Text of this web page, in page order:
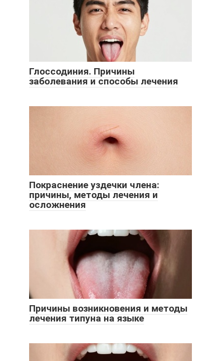
Глоссодиния. Причины
заболевания и способы лечения
Покраснение уздечки члена:
причины, методы лечения и
осложнения
Причины возникновения и методы
лечения типуна на языке